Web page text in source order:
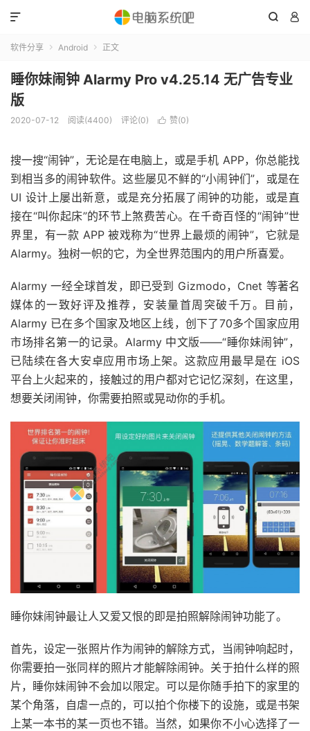
 

软件分享  Android  正文
睡你妹闹钟 Alarmy Pro v4.25.14 无广告专业
版
2020-07-12 阅读(4400) 评论(0)  赞(0)
搜一搜“闹钟”，无论是在电脑上，或是手机 APP，你总能找
到相当多的闹钟软件。这些屡见不鲜的“小闹钟们”，或是在
UI 设计上屡出新意，或是充分拓展了闹钟的功能，或是直
接在“叫你起床”的环节上煞费苦心。在千奇百怪的“闹钟”世
界里，有一款 APP 被戏称为“世界上最烦的闹钟”，它就是
Alarmy。独树一帜的它，为全世界范围内的用户所喜爱。
Alarmy 一经全球首发，即已受到 Gizmodo，Cnet 等著名
媒体的一致好评及推荐，安装量首周突破千万。目前，
Alarmy 已在多个国家及地区上线，创下了70多个国家应用
市场排名第一的记录。Alarmy 中文版——“睡你妹闹钟”，
已陆续在各大安卓应用市场上架。这款应用最早是在 iOS
平台上火起来的，接触过的用户都对它记忆深刻，在这里，
想要关闭闹钟，你需要拍照或晃动你的手机。
睡你妹闹钟最让人又爱又恨的即是拍照解除闹钟功能了。
首先，设定一张照片作为闹钟的解除方式，当闹钟响起时，
你需要拍一张同样的照片才能解除闹钟。关于拍什么样的照
片，睡你妹闹钟不会加以限定。可以是你随手拍下的家里的
某个角落，自虐一点的，可以拍个你楼下的设施，或是书架
上某一本书的某一页也不错。当然，如果你不小心选择了一